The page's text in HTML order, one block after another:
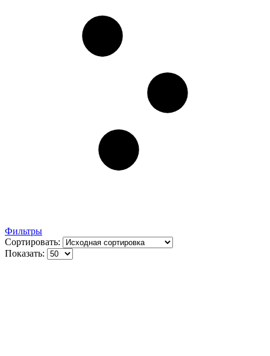
Фильтры
Сортировать:
Показать: